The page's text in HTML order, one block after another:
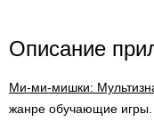
Описание
Ми-ми-мишки:
жанре обучающие игры.